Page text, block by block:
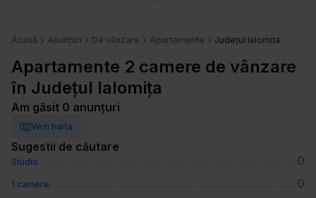
Acasă Anunțuri De vânzare Apartamente Județul Ialomița
Apartamente 2 camere de vânzare
în Județul Ialomița
Am găsit 0 anunțuri
Vezi harta
Sugestii de căutare
Studio 0
1 camere 0